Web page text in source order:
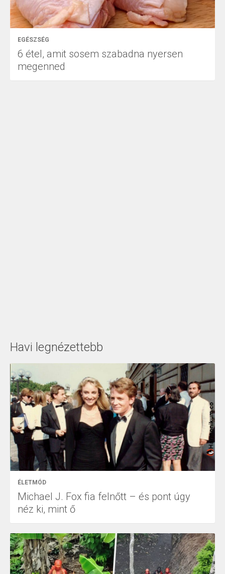
EGÉSZSÉG
6 étel, amit sosem szabadna nyersen
megenned
Havi legnézettebb
ÉLETMÓD
Michael J. Fox fia felnőtt – és pont úgy
néz ki, mint ő